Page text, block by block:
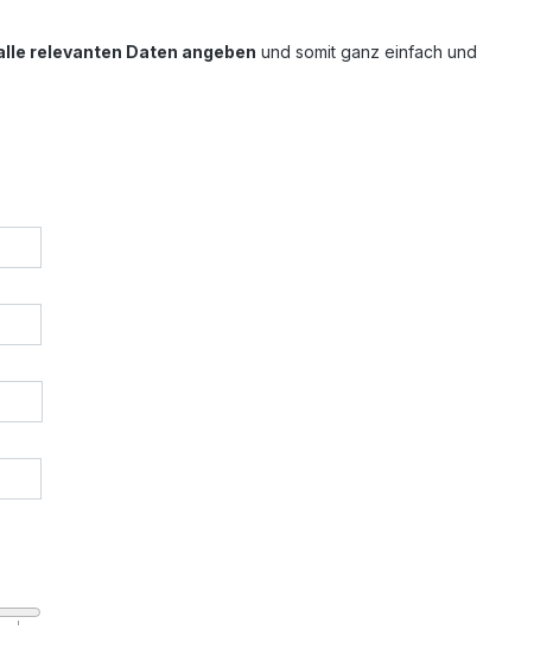
relevanten Daten angeben und somit ganz einfach und